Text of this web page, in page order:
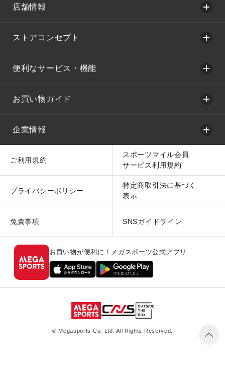
店舗情報
ストアコンセプト
便利なサービス・機能
お買い物ガイド
企業情報
ご利用規約
スポーツマイル会員
サービス利用規約
プライバシーポリシー
特定商取引法に基づく
表示
免責事項 SNSガイドライン
お買い物が便利に！メガスポーツ公式アプリ
© Megasports Co. Ltd. All Rights Reserved.